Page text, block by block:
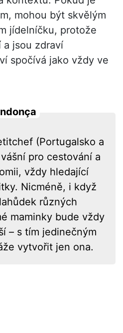
mohou být skvělým
jídelníčku, protože
jsou zdraví
spočívá jako vždy ve
(Portugalsko a
pro cestování a
vždy hledající
Nicméně, i když
různých
maminky bude vždy
– s tím jedinečným
vytvořit jen ona.